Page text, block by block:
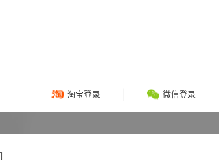
淘宝登录 微信登录